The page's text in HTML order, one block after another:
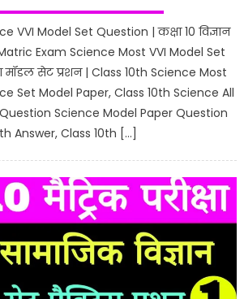
VVI Model Set Question | कक्षा 10 विज्ञान
Exam Science Most VVI Model Set
मॉडल सेट प्रशन | Class 10th Science Most
Set Model Paper, Class 10th Science All
Science Model Paper Question
Answer, Class 10th […]